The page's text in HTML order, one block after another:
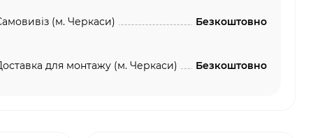
(м. Черкаси) Безкоштовно
для монтажу (м. Черкаси) Безкоштовно